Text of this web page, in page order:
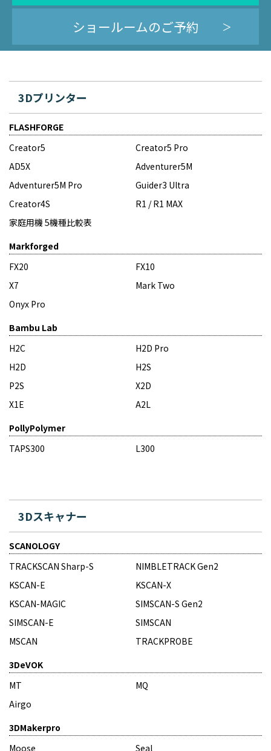
ショールームのご予約
3Dプリンター
FLASHFORGE
Creator5
Creator5 Pro
AD5X
Adventurer5M
Adventurer5M Pro
Guider3 Ultra
Creator4S
R1 / R1 MAX
家庭用機 5機種比較表
Markforged
FX20
FX10
X7
Mark Two
Onyx Pro
Bambu Lab
H2C
H2D Pro
H2D
H2S
P2S
X2D
X1E
A2L
PollyPolymer
TAPS300
L300
3Dスキャナー
SCANOLOGY
TRACKSCAN Sharp-S
NIMBLETRACK Gen2
KSCAN-E
KSCAN-X
KSCAN-MAGIC
SIMSCAN-S Gen2
SIMSCAN-E
SIMSCAN
MSCAN
TRACKPROBE
3DeVOK
MT
MQ
Airgo
3DMakerpro
Moose
Seal